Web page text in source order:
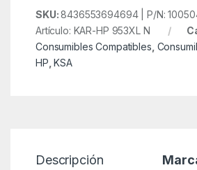
SKU:8436553694694 | P/N:
Artículo: KAR-HP 953XL N
Consumibles Compatibles
HP ,KSA
Descripción